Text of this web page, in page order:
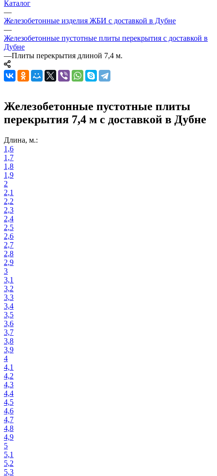
Каталог
—
Железобетонные изделия ЖБИ с доставкой в Дубне
—
Железобетонные пустотные плиты перекрытия с доставкой в
Дубне
—Плиты перекрытия длиной 7,4 м.
Железобетонные пустотные плиты
перекрытия 7,4 м с доставкой в Дубне
Длина, м.:
1,6
1,7
1,8
1,9
2
2,1
2,2
2,3
2,4
2,5
2,6
2,7
2,8
2,9
3
3,1
3,2
3,3
3,4
3,5
3,6
3,7
3,8
3,9
4
4,1
4,2
4,3
4,4
4,5
4,6
4,7
4,8
4,9
5
5,1
5,2
5,3